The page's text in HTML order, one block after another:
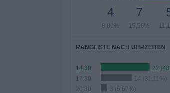
4
8,89%
7
15,56%
RANGLISTE NACH UHRZEITEN
14:30
22
17:30
14 (31,11%)
20:30
3 (6,67%)